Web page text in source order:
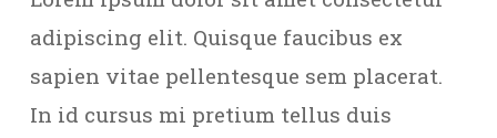
adipiscing elit. Quisque faucibus ex
sapien vitae pellentesque sem placerat.
In id cursus mi pretium tellus duis